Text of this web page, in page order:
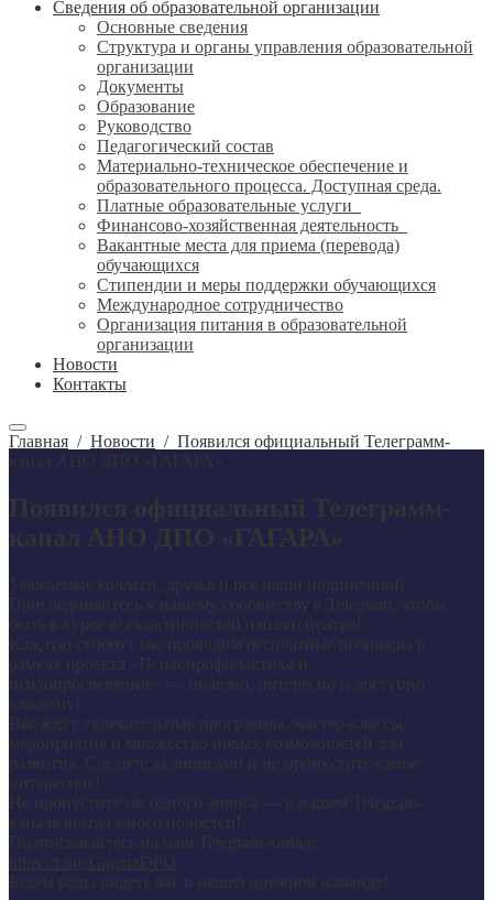
Сведения об образовательной организации
Основные сведения
Структура и органы управления образовательной
организации
Документы
Образование
Руководство
Педагогический состав
Материально-техническое обеспечение и
образовательного процесса. Доступная среда.
Платные образовательные услуги
Финансово-хозяйственная деятельность
Вакантные места для приема (перевода)
обучающихся
Стипендии и меры поддержки обучающихся
Международное сотрудничество
Организация питания в образовательной
организации
Новости
Контакты
Главная / Новости / Появился официальный Телеграмм-